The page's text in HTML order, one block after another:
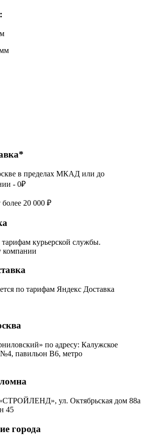
в пределах МКАД или до
- 0₽
20 000 ₽
тарифам курьерской службы.
компании
по тарифам Яндекс Доставка
по адресу: Калужское
№4, павильон В6, метро
ул. Октябрьская дом 88а
45
города